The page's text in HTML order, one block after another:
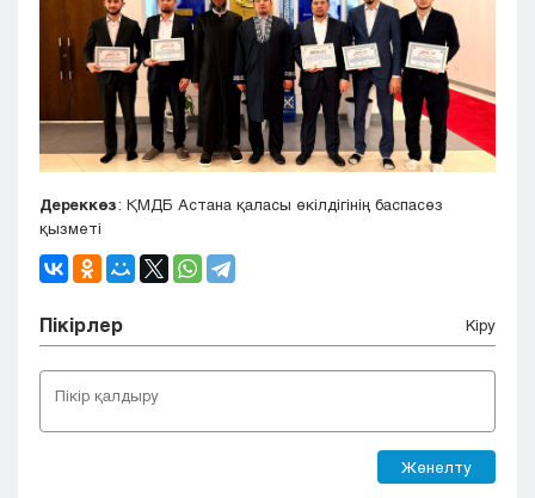
Дереккөз: ҚМДБ Астана қаласы өкілдігінің баспасөз
қызметі
Пікірлер Кіру
Жөнелту